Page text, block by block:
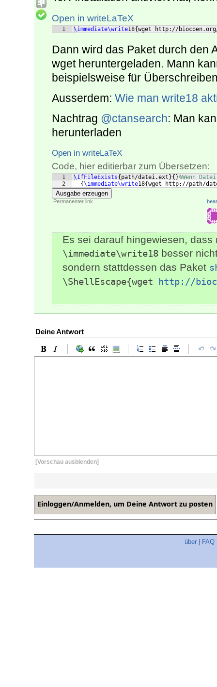
Open in writeLaTeX
1 \immediate\write18{wget http://
Dann wird das Paket durch den
wget heruntergeladen. Mann
beispielsweise für
Ausserdem: Wie man write18
Nachtrag @ctansearch: Man
herunterladen
Open in writeLaTeX
Code, hier editierbar zum Übersetzen:
1
2
\IfFileExists{ path/datei.ext }{ }%Wenn
{\immediate\write18{wget http://path/
Ausgabe erzeugen
Permanenter link
Es sei darauf hingewiesen, dass
\immediate\write18 besser
sondern stattdessen das Paket
\ShellEscape{wget
http://
Deine Antwort
[Vorschau ausblenden]
über FAQ